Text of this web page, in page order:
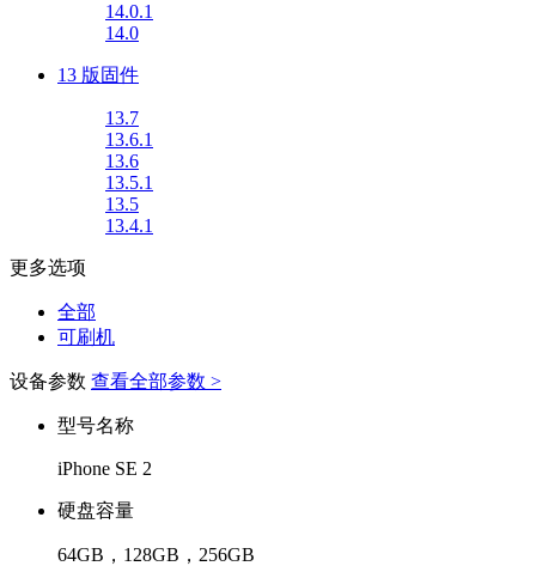
14.0.1
14.0
13 版固件
13.7
13.6.1
13.6
13.5.1
13.5
13.4.1
更多选项
全部
可刷机
设备参数 查看全部参数 >
型号名称
iPhone SE 2
硬盘容量
64GB，128GB，256GB